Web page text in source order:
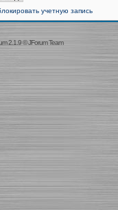
учетную запись
2.1.9©JForum Team